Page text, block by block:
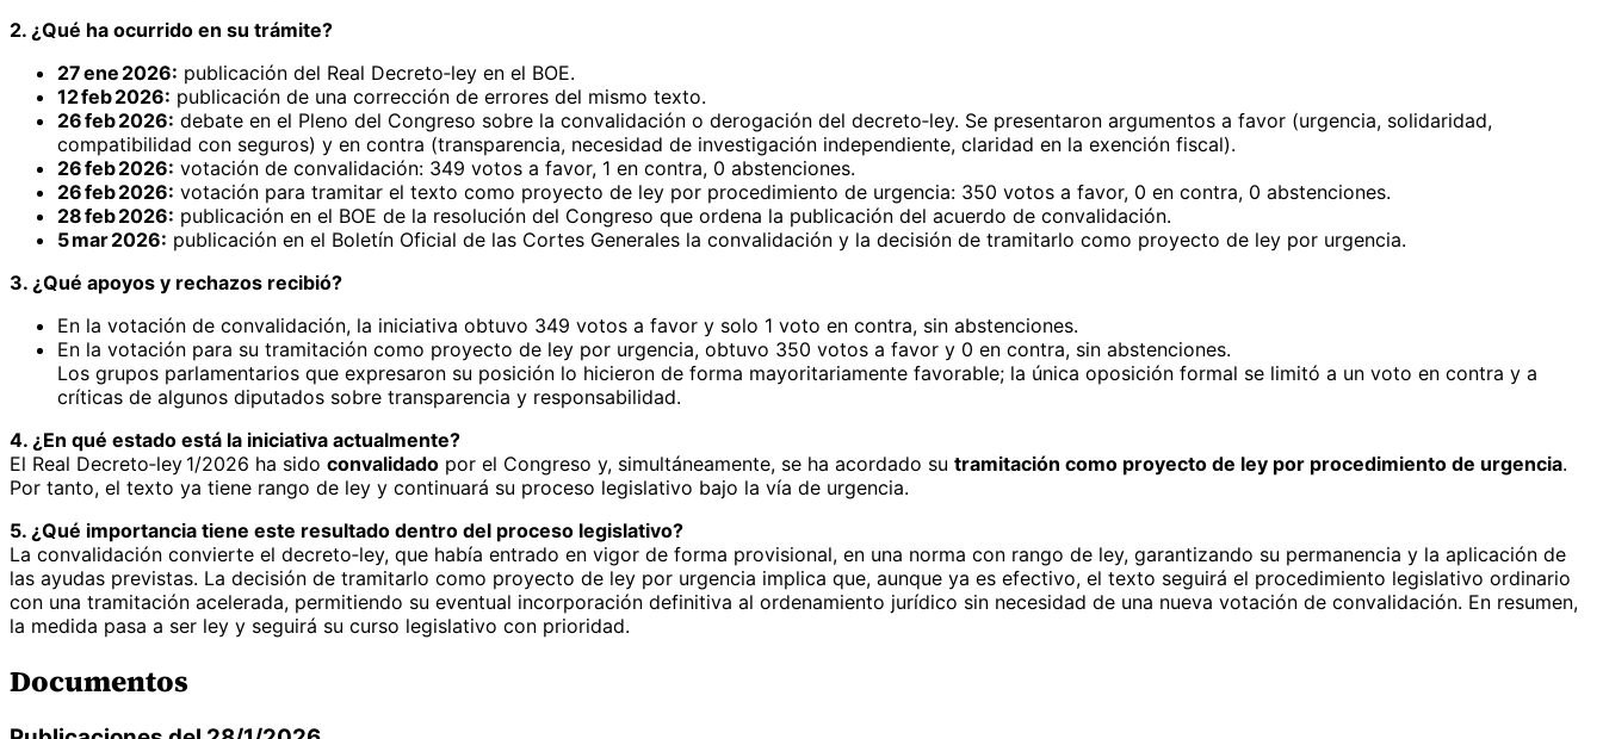
2. ¿Qué ha ocurrido en su trámite?
27 ene 2026: publicación del Real Decreto‑ley en el BOE.
12 feb 2026: publicación de una corrección de errores del mismo texto.
26 feb 2026: debate en el Pleno del Congreso sobre la convalidación o derogación del decreto‑ley. Se presentaron argumentos a favor (urgencia, solidaridad,
compatibilidad con seguros) y en contra (transparencia, necesidad de investigación independiente, claridad en la exención fiscal).
26 feb 2026: votación de convalidación: 349 votos a favor, 1 en contra, 0 abstenciones.
26 feb 2026: votación para tramitar el texto como proyecto de ley por procedimiento de urgencia: 350 votos a favor, 0 en contra, 0 abstenciones.
28 feb 2026: publicación en el BOE de la resolución del Congreso que ordena la publicación del acuerdo de convalidación.
5 mar 2026: publicación en el Boletín Oficial de las Cortes Generales la convalidación y la decisión de tramitarlo como proyecto de ley por urgencia.
3. ¿Qué apoyos y rechazos recibió?
En la votación de convalidación, la iniciativa obtuvo 349 votos a favor y solo 1 voto en contra, sin abstenciones.
En la votación para su tramitación como proyecto de ley por urgencia, obtuvo 350 votos a favor y 0 en contra, sin abstenciones.
Los grupos parlamentarios que expresaron su posición lo hicieron de forma mayoritariamente favorable; la única oposición formal se limitó a un voto en contra y a
críticas de algunos diputados sobre transparencia y responsabilidad.
4. ¿En qué estado está la iniciativa actualmente?
El Real Decreto‑ley 1/2026 ha sido convalidado por el Congreso y, simultáneamente, se ha acordado su tramitación como proyecto de ley por procedimiento de urgencia.
Por tanto, el texto ya tiene rango de ley y continuará su proceso legislativo bajo la vía de urgencia.
5. ¿Qué importancia tiene este resultado dentro del proceso legislativo?
La convalidación convierte el decreto‑ley, que había entrado en vigor de forma provisional, en una norma con rango de ley, garantizando su permanencia y la aplicación de
las ayudas previstas. La decisión de tramitarlo como proyecto de ley por urgencia implica que, aunque ya es efectivo, el texto seguirá el procedimiento legislativo ordinario
con una tramitación acelerada, permitiendo su eventual incorporación definitiva al ordenamiento jurídico sin necesidad de una nueva votación de convalidación. En resumen,
la medida pasa a ser ley y seguirá su curso legislativo con prioridad.
Documentos